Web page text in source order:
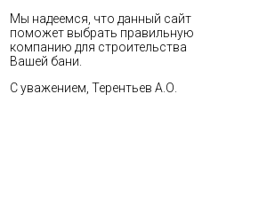
Мы надеемся, что данный сайт
поможет выбрать правильную
компанию для строительства
Вашей бани.
С уважением, Терентьев А.О.